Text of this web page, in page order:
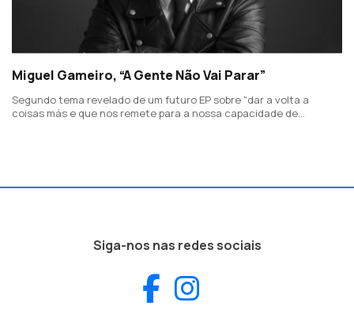
Miguel Gameiro, “A Gente Não Vai Parar”
Segundo tema revelado de um futuro EP sobre "dar a volta a
coisas más e que nos remete para a nossa capacidade de
Siga-nos nas redes sociais
Facebook